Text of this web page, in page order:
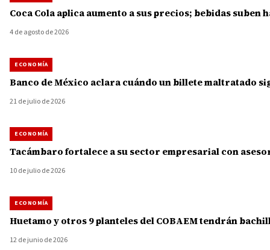
Coca Cola aplica aumento a sus precios; bebidas suben
4 de agosto de 2026
ECONOMÍA
Banco de México aclara cuándo un billete maltratado
21 de julio de 2026
ECONOMÍA
Tacámbaro fortalece a su sector empresarial con
10 de julio de 2026
ECONOMÍA
Huetamo y otros 9 planteles del COBAEM tendrán
12 de junio de 2026